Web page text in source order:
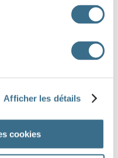
Afficher les détails
cookies